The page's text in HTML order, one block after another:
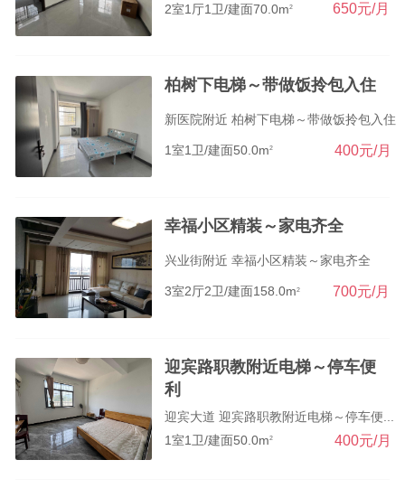
2室1厅1卫/建面70.0m2 650元/月
柏树下电梯～带做饭拎包入住
新医院附近 柏树下电梯～带做饭拎包入住
1室1卫/建面50.0m2 400元/月
幸福小区精装～家电齐全
兴业街附近 幸福小区精装～家电齐全
3室2厅2卫/建面158.0m2 700元/月
迎宾路职教附近电梯～停车便
利
迎宾大道 迎宾路职教附近电梯～停车便...
1室1卫/建面50.0m2 400元/月